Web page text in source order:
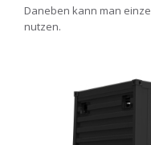
Daneben kann man
nutzen.